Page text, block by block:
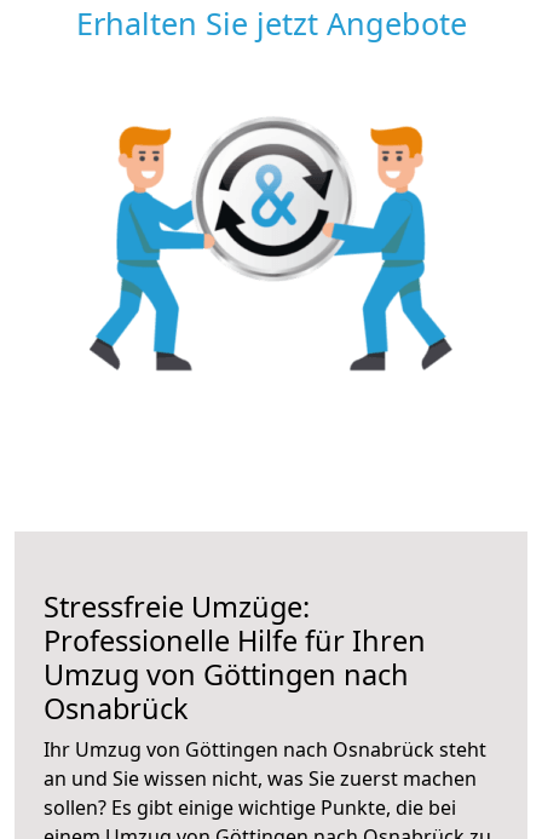
Erhalten Sie jetzt Angebote
Stressfreie Umzüge:
Professionelle Hilfe für Ihren
Umzug von Göttingen nach
Osnabrück
Ihr Umzug von Göttingen nach Osnabrück steht
an und Sie wissen nicht, was Sie zuerst machen
sollen? Es gibt einige wichtige Punkte, die bei